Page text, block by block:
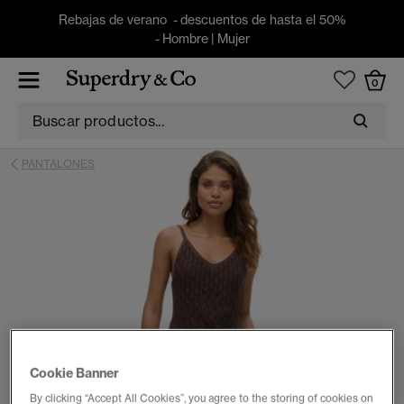
Rebajas de verano - descuentos de hasta el 50%
- Hombre| Mujer
0
PANTALONES
Cookie Banner
By clicking “Accept All Cookies”, you agree to the storing of cookies on